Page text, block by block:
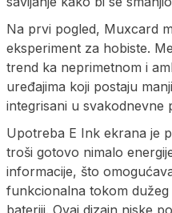
Na prvi pogled, Muxcard
eksperiment za hobiste.
trend ka neprimetnom i
uređajima koji postaju
integrisani u svakodnevne
Upotreba E Ink ekrana je
troši gotovo nimalo
informacije, što
funkcionalna tokom
bateriji. Ovaj dizajn niske